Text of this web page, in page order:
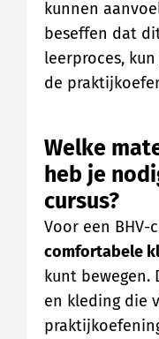
kunnen
beseffen dat
leerproces,
de
Welke
heb je
cursus?
Voor een
comfortabele
kunt bewegen.
en kleding die